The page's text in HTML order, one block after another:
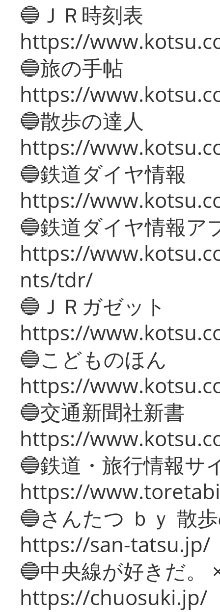
🔵ＪＲ時刻表
https://
🔵旅の手帖
https://
🔵散歩の達人
https://
🔵鉄道ダイヤ情報
https://
🔵鉄道ダイヤ情報ア
https://
nts/tdr/
🔵ＪＲガゼット
https://
🔵こどものほん
https://
🔵交通新聞社新書
https://
🔵鉄道・旅行情報サ
https://
🔵さんたつ ｂｙ 散
https://san-tatsu.jp/
🔵中央線が好きだ。
https://chuosuki.jp/